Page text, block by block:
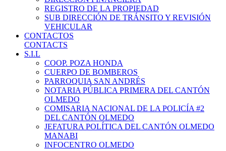
REGISTRO DE LA PROPIEDAD
SUB DIRECCIÓN DE TRÁNSITO Y REVISIÓN
VEHICULAR
CONTACTOS
CONTACTS
S.I.L
COOP. POZA HONDA
CUERPO DE BOMBEROS
PARROQUIA SAN ANDRÉS
NOTARIA PÚBLICA PRIMERA DEL CANTÓN
OLMEDO
COMISARIA NACIONAL DE LA POLICÍA #2
DEL CANTÓN OLMEDO
JEFATURA POLÍTICA DEL CANTÓN OLMEDO
MANABI
INFOCENTRO OLMEDO